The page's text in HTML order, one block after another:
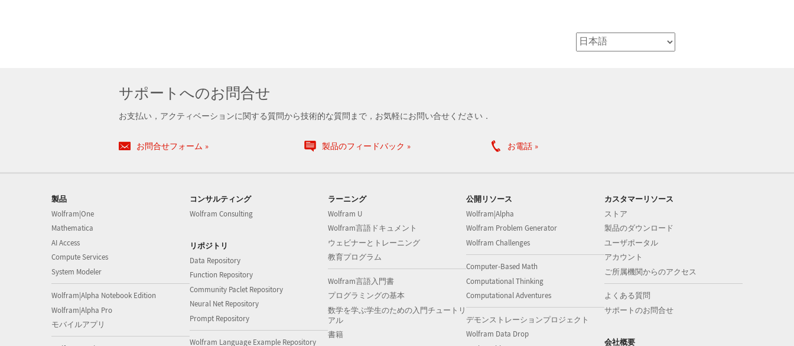
サポートへのお問合せ
お支払い，アクティベーションに関する質問から技術的な質問まで，お気軽にお問い合せください．
お問合せフォーム 製品のフィードバック お電話
製品
Wolfram|One
Mathematica
AI Access
Compute Services
System Modeler
Wolfram|Alpha Notebook Edition
Wolfram|Alpha Pro
モバイルアプリ
コンサルティング
Wolfram Consulting
リポジトリ
Data Repository
Function Repository
Community Paclet Repository
Neural Net Repository
Prompt Repository
Wolfram Language Example Repository
ラーニング
Wolfram U
Wolfram言語ドキュメント
ウェビナーとトレーニング
教育プログラム
Wolfram言語入門書
プログラミングの基本
数学を学ぶ学生のための入門チュートリ
アル
書籍
公開リソース
Wolfram|Alpha
Wolfram Problem Generator
Wolfram Challenges
Computer-Based Math
Computational Thinking
Computational Adventures
デモンストレーションプロジェクト
Wolfram Data Drop
カスタマーリソース
ストア
製品のダウンロード
ユーザポータル
アカウント
ご所属機関からのアクセス
よくある質問
サポートのお問合せ
会社概要